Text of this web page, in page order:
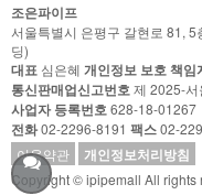
조은파이프
서울특별시 은평구 갈현로 81,
딩)
대표 심은혜 개인정보 보호 책임
통신판매업신고번호제 2025-
사업자 등록번호628-18-01267
전화02-2296-8191 팩스02-
이용약관
개인정보처리방침
Copyright © ipipemall All rights